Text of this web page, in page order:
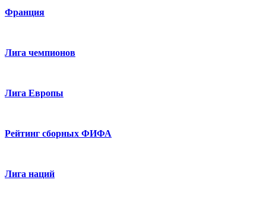
Франция
Лига чемпионов
Лига Европы
Рейтинг сборных ФИФА
Лига наций